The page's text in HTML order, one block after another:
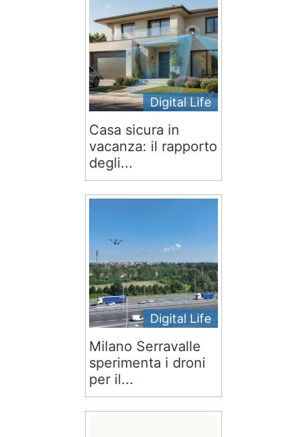
Digital Life
Casa sicura in
vacanza: il rapporto
degli...
Digital Life
Milano Serravalle
sperimenta i droni
per il...